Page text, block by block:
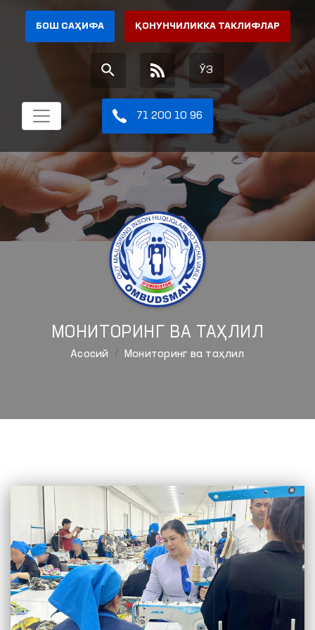
БОШ САҲИФА ҚОНУНЧИЛИККА ТАКЛИФЛАР
ЎЗ
71 200 10 96
МОНИТОРИНГ ВА ТАҲЛИЛ
Aсосий Мониторинг ва таҳлил